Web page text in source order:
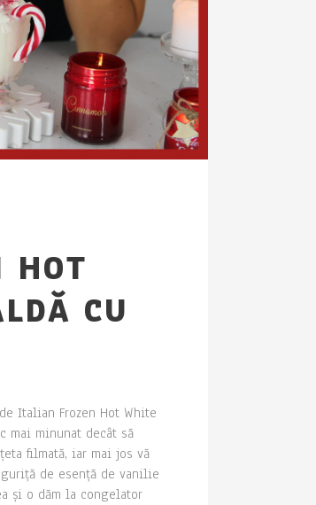
HOT
CU
Italian Frozen Hot White
mai minunat decât să
filmată, iar mai jos vă
de esență de vanilie
și o dăm la congelator